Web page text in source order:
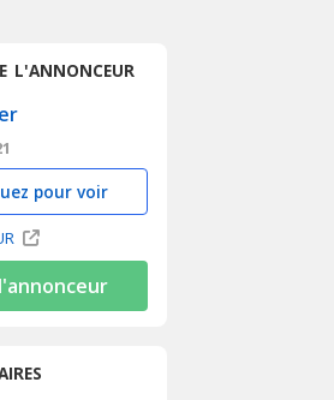
L'ANNONCEUR
pour voir